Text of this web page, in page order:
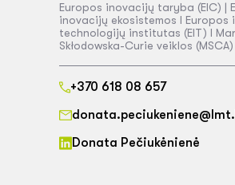
Europos inovacijų taryba (EIC) |
inovacijų ekosistemos I Europos
technologijų institutas (EIT) I
Skłodowska-Curie veiklos (MSCA)
+370 618 08 657
Donata Pečiukėnienė